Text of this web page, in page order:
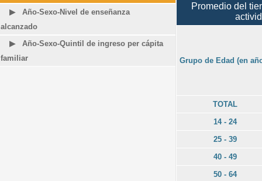
Año-Sexo-Nivel de enseñanza
alcanzado
Año-Sexo-Quintil de ingreso per cápita
familiar
Promedio del
Grupo de Edad (en
TOTAL
14 - 24
25 - 39
40 - 49
50 - 64